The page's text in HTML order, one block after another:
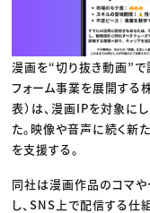
漫画を“切り抜き動画”で
フォーム事業を展開する
表）は、漫画IPを対象に
た。映像や音声に続く新
を支援する。
同社は漫画作品のコマ
し、SNS上で配信する仕